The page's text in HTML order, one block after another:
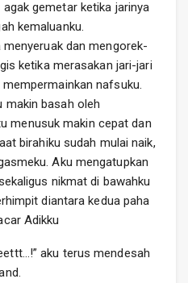
agak gemetar ketika jarinya
kemaluanku.
dan mengorek-
ketika merasakan jari-jari
nafsuku.
makin basah oleh
menusuk makin cepat dan
birahiku sudah mulai naik,
Aku mengatupkan
nikmat di bawahku
diantara kedua paha
Adikku
aku terus mendesah